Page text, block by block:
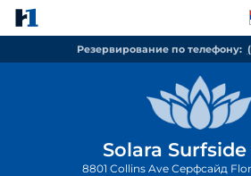
Резервирование по телефону:
Solara Surfside
8801 Collins Ave Серфсайд